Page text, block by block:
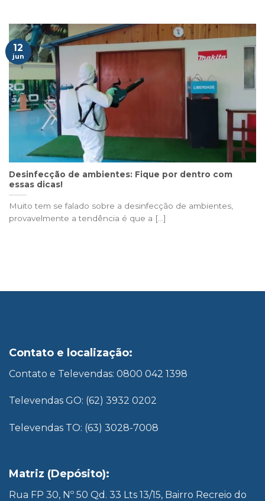
Desinfecção de ambientes: Fique por dentro com
essas dicas!
Muito tem se falado sobre a desinfecção de ambientes,
provavelmente a tendência é que a [...]
12
jun
Contato e localização:
Contato e Televendas: 0800 042 1398
Televendas GO: (62) 3932 0202
Televendas TO: (63) 3028-7008
Matriz (Depósito):
Rua FP 30, Nº 50 Qd. 33 Lts 13/15, Bairro Recreio do